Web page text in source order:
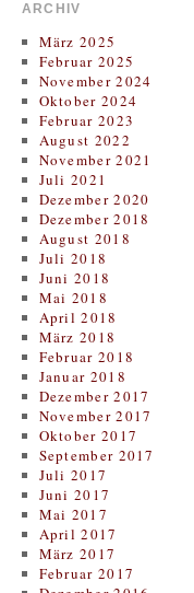
ARCHIV
März 2025
Februar 2025
November 2024
Oktober 2024
Februar 2023
August 2022
November 2021
Juli 2021
Dezember 2020
Dezember 2018
August 2018
Juli 2018
Juni 2018
Mai 2018
April 2018
März 2018
Februar 2018
Januar 2018
Dezember 2017
November 2017
Oktober 2017
September 2017
Juli 2017
Juni 2017
Mai 2017
April 2017
März 2017
Februar 2017